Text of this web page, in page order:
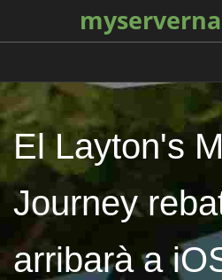
El Layton's
Journey
arribarà a